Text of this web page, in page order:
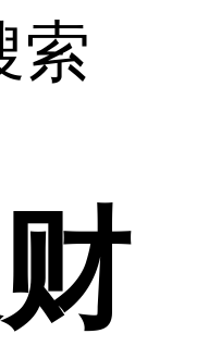
索